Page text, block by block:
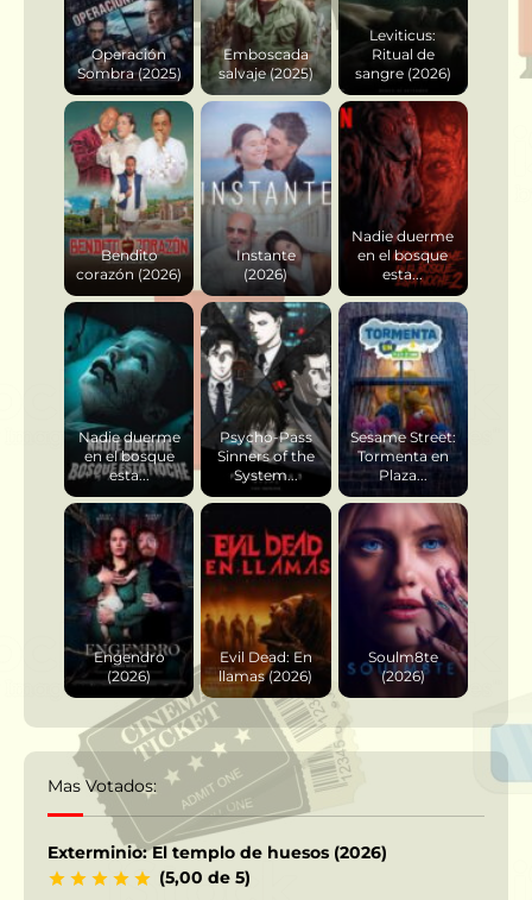
Operación
Sombra (2025)
Emboscada
salvaje (2025)
Leviticus:
Ritual de
sangre (2026)
Bendito
corazón (2026)
Instante
(2026)
Nadie duerme
en el bosque
esta...
Nadie duerme
en el bosque
esta...
Psycho-Pass
Sinners of the
System...
Sesame Street:
Tormenta en
Plaza...
Engendro
(2026)
Evil Dead: En
llamas (2026)
Soulm8te
(2026)
Mas Votados:
Exterminio: El templo de huesos (2026)
(5,00 de 5)